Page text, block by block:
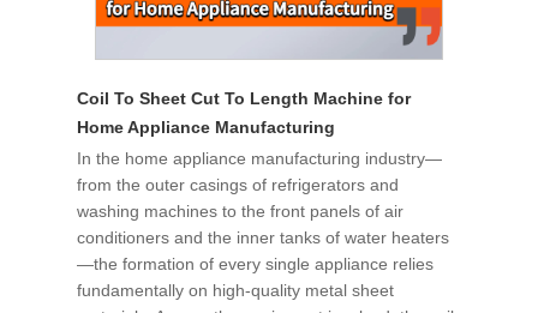
Coil To Sheet Cut To Length Machine for
Home Appliance Manufacturing
In the home appliance manufacturing industry—
from the outer casings of refrigerators and
washing machines to the front panels of air
conditioners and the inner tanks of water heaters
—the formation of every single appliance relies
fundamentally on high-quality metal sheet